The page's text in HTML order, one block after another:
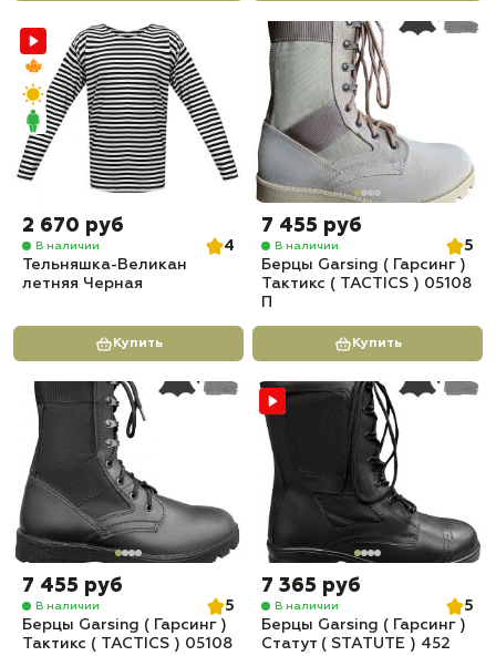
2 670 руб
В наличии
4
Тельняшка-Великан
летняя Черная
Купить
7 455 руб
В наличии
5
Берцы Garsing ( Гарсинг )
Тактикс ( TACTICS ) 05108
П
Купить
7 455 руб
В наличии
5
Берцы Garsing ( Гарсинг )
Тактикс ( TACTICS ) 05108
7 365 руб
В наличии
5
Берцы Garsing ( Гарсинг )
Статут ( STATUTE ) 452